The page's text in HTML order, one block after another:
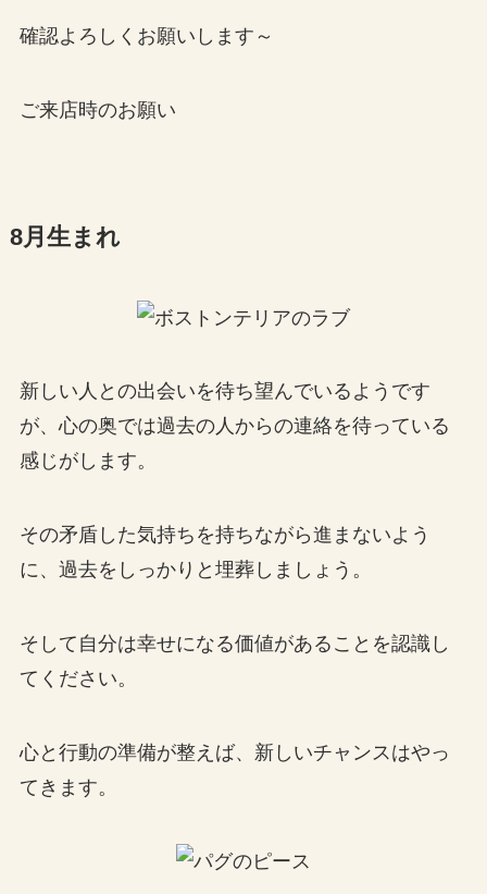
確認よろしくお願いします～
ご来店時のお願い
8月生まれ
新しい人との出会いを待ち望んでいるようです
が、心の奥では過去の人からの連絡を待っている
感じがします。
その矛盾した気持ちを持ちながら進まないよう
に、過去をしっかりと埋葬しましょう。
そして自分は幸せになる価値があることを認識し
てください。
心と行動の準備が整えば、新しいチャンスはやっ
てきます。